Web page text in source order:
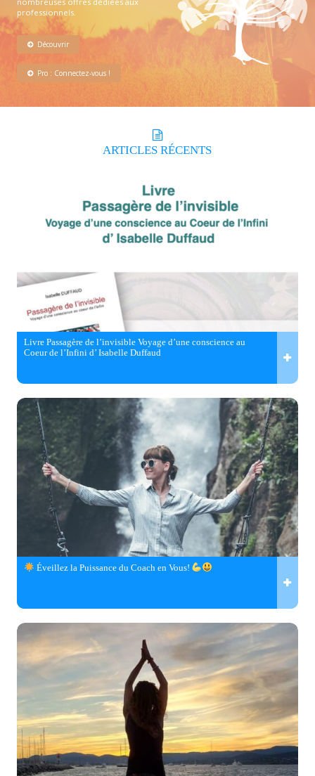
professionnels.
Découvrir
Pro : Connectez-vous !
ARTICLES RÉCENTS
Livre Passagère de l’invisible Voyage d’une conscience au
Coeur de l’Infini d’ Isabelle Duffaud
Éveillez la Puissance du Coach en Vous!